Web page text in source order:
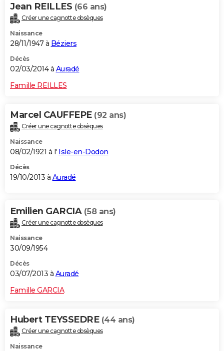
Jean REILLES (66 ans)
Créer une cagnotte obsèques
Naissance
28/11/1947 à Béziers
Décès
02/03/2014 à Auradé
Famille REILLES
Marcel CAUFFEPE (92 ans)
Créer une cagnotte obsèques
Naissance
08/02/1921 à l' Isle-en-Dodon
Décès
19/10/2013 à Auradé
Emilien GARCIA (58 ans)
Créer une cagnotte obsèques
Naissance
30/09/1954
Décès
03/07/2013 à Auradé
Famille GARCIA
Hubert TEYSSEDRE (44 ans)
Créer une cagnotte obsèques
Naissance